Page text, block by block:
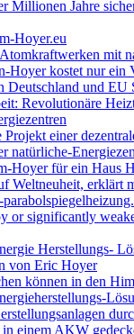
Millionen Jahre
Hoyer.eu
mit
Hoyer kostet nur ein
Deutschland und EU
Revolutionäre
Projekt einer
natürliche-
Hoyer für ein Haus
Weltneuheit, erklärt
or significantly
Herstellungs-
von Eric Hoyer
können in den
in einem AKW